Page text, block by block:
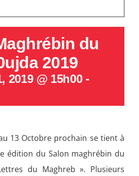
du
2019
2019 @ 15h00-
13 Octobre prochain se tient à
édition du Salon maghrébin du
du Maghreb ». Plusieurs